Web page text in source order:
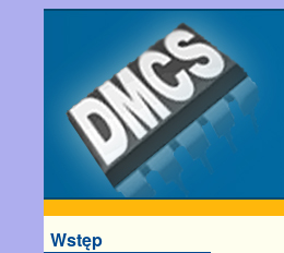
Wstęp